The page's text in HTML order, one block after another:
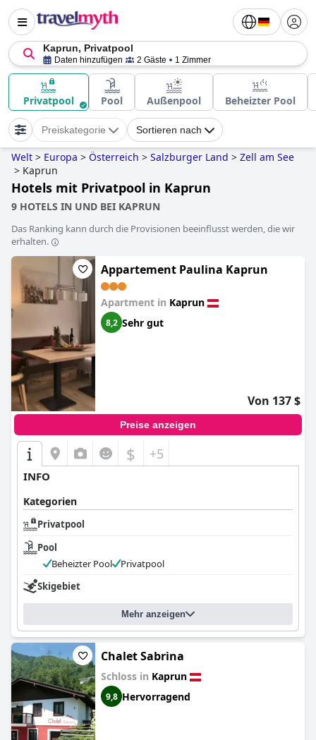
Kaprun, Privatpool
Daten hinzufügen 2 Gäste 1 Zimmer
Privatpool Pool Außenpool Beheizter Pool
Preiskategorie Sortieren nach
Welt > Europa > Österreich > Salzburger Land > Zell am See
> Kaprun
Hotels mit Privatpool in Kaprun
9 HOTELS IN UND BEI KAPRUN
Das Ranking kann durch die Provisionen beeinflusst werden, die wir
erhalten.
Appartement Paulina Kaprun
Apartment in Kaprun
8,2 Sehr gut
Von 137 $
Preise anzeigen
$ +5
INFO
Kategorien
Privatpool
Pool
Beheizter Pool
Privatpool
Skigebiet
Mehr anzeigen
Chalet Sabrina
Schloss in Kaprun
9,8 Hervorragend